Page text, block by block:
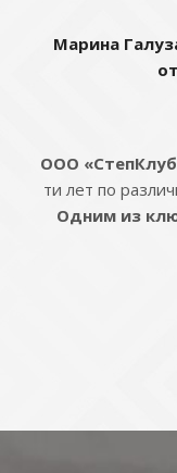
Марина
ООО
ти лет по
Одним из